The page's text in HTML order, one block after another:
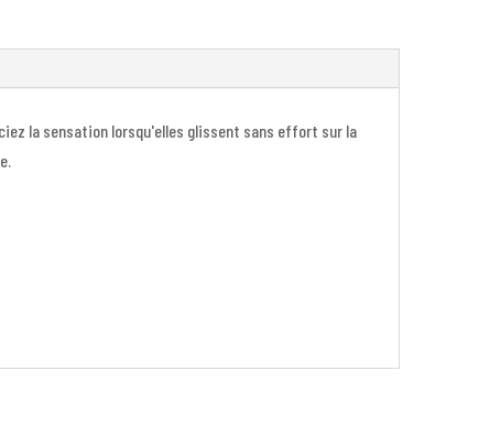
la sensation lorsqu'elles glissent sans effort sur la